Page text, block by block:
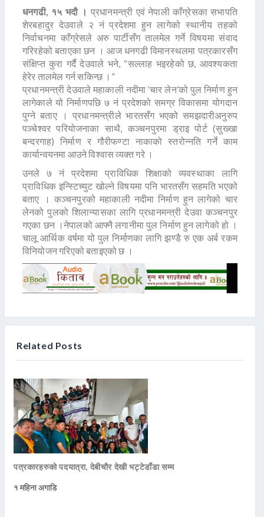
धनगढी, १५ भदौ । प्रधानमन्त्री एवं नेपाली काँग्रेसका सभापति
शेरबहादुर देउवाले २ नं प्रदेशमा हुन लागेको स्थानीय तहको
निर्वाचनमा काँग्रेसले अरु पार्टीसँग तालमेल गर्ने विषयमा संवाद
गरिरहेको बताएका छन । आज धनगढी विमानस्थलमा पत्रकारसँग
संक्षिप्त कुरा गर्दै देउवाले भने, “सल्लाह भइरहेको छ, आवश्यकता
हेरेर तालमेल गर्न सकिन्छ ।”
प्रधानमन्त्री देउवाले महाकाली नदीमा ‘चार लेन’को पुल निर्माण हुन
लागेकाले यो निर्माणपछि ७ नं प्रदेशको समग्र विकासमा योगदान
पुग्ने बताए । प्रधानमन्त्रीले भारतसँग भएको समझदारीअनुरुप
पञ्चेश्वर परियोजनाका साथै, कञ्चनपुरमा ड्राइ पोर्ट (सुख्खा
बन्दरगाह) निर्माण र गौरीफण्टा नाकाको स्तरोन्नति गर्ने काम
कार्यान्वयनमा आउने विश्वास व्यक्त गरे ।
उनले ७ नं प्रदेशमा प्राविधिक शिक्षाको व्यवस्थाका लागि
प्राविधिक इन्स्टिच्युट खोल्ने विषयमा पनि भारतसँग सहमति भएको
बताए । कञ्चनपुरको महाकाली नदीमा निर्माण हुन लागेको चार
लेनको पुलको शिलान्यासका लागि प्रधानमन्त्री देउवा कञ्चनपुर
गएका छन ।नेपालको आफ्नै लगानीमा पुल निर्माण हुन लागेको हो ।
चालू आर्थिक वर्षमा यो पुल निर्माणका लागि झण्डै रु एक अर्ब रकम
विनियोजन गरिएको बताइएको छ ।
Related Posts
पत्रकारहरुको पदयात्रा, देबीचौर देखी भट्टेडाँडा सम्म
१ महिना अगाडि